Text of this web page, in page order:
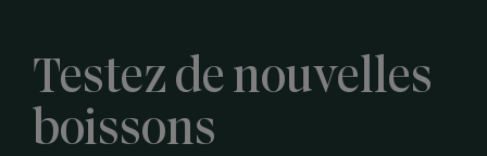
Testez de nouvelles
boissons